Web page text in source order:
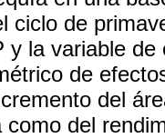
ciclo de
y la variable
de
del
como del